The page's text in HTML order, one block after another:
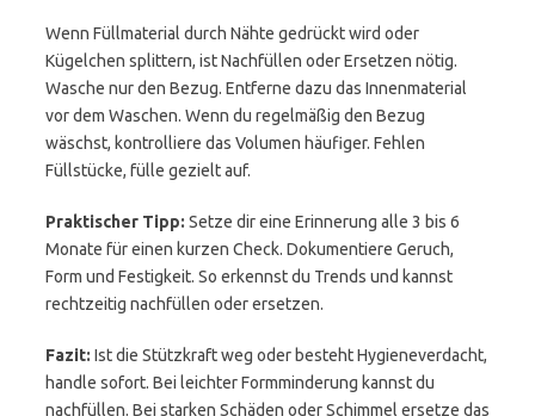
Wenn Füllmaterial durch Nähte gedrückt wird oder
Kügelchen splittern, ist Nachfüllen oder Ersetzen nötig.
Wasche nur den Bezug. Entferne dazu das Innenmaterial
vor dem Waschen. Wenn du regelmäßig den Bezug
wäschst, kontrolliere das Volumen häufiger. Fehlen
Füllstücke, fülle gezielt auf.
Praktischer Tipp: Setze dir eine Erinnerung alle 3 bis 6
Monate für einen kurzen Check. Dokumentiere Geruch,
Form und Festigkeit. So erkennst du Trends und kannst
rechtzeitig nachfüllen oder ersetzen.
Fazit: Ist die Stützkraft weg oder besteht Hygieneverdacht,
handle sofort. Bei leichter Formminderung kannst du
nachfüllen. Bei starken Schäden oder Schimmel ersetze das